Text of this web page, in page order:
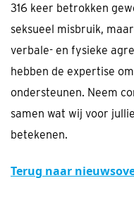
316 keer betrokken
seksueel misbruik,
verbale- en fysieke
hebben de expertise
ondersteunen. Neem
samen wat wij voor
betekenen.
Terug naar